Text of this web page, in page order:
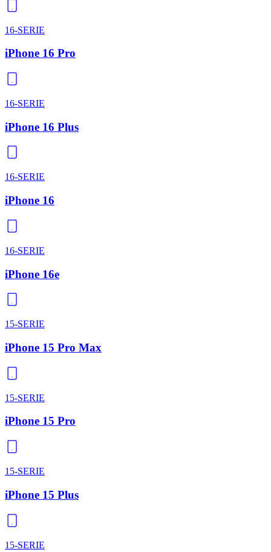
16-SERIE
iPhone 16 Pro
16-SERIE
iPhone 16 Plus
16-SERIE
iPhone 16
16-SERIE
iPhone 16e
15-SERIE
iPhone 15 Pro Max
15-SERIE
iPhone 15 Pro
15-SERIE
iPhone 15 Plus
15-SERIE